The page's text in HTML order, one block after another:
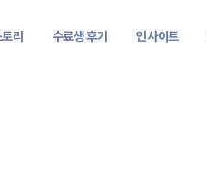
리 수료생 후기 인사이트